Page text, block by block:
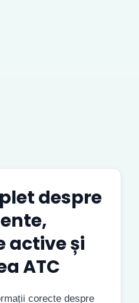
despre
active și
ATC
corecte despre